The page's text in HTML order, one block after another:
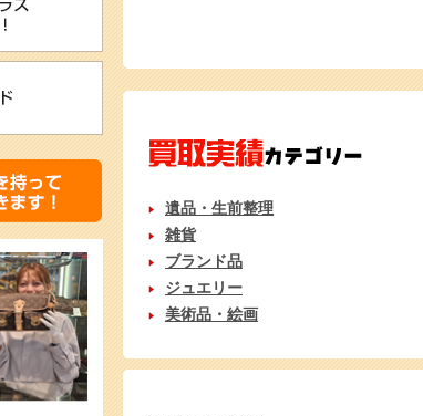
遺品・生前整理
雑貨
ブランド品
ジュエリー
美術品・絵画